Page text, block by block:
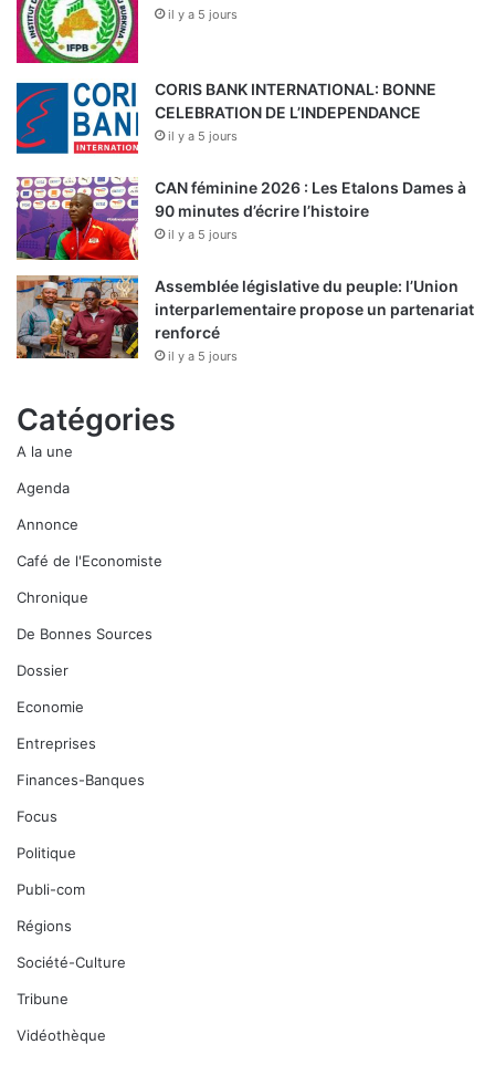
il y a 5 jours
CORIS BANK INTERNATIONAL: BONNE
CELEBRATION DE L’INDEPENDANCE
il y a 5 jours
CAN féminine 2026 : Les Etalons Dames à
90 minutes d’écrire l’histoire
il y a 5 jours
Assemblée législative du peuple: l’Union
interparlementaire propose un partenariat
renforcé
il y a 5 jours
Catégories
A la une
Agenda
Annonce
Café de l'Economiste
Chronique
De Bonnes Sources
Dossier
Economie
Entreprises
Finances-Banques
Focus
Politique
Publi-com
Régions
Société-Culture
Tribune
Vidéothèque